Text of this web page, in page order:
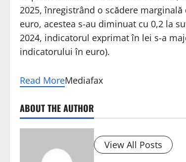
2025, înregistrând o scădere
euro, acestea s-au diminuat cu 0,2 la
2024, indicatorul exprimat în lei s-a
indicatorului în euro).
Read MoreMediafax
ABOUT THE AUTHOR
View All Posts